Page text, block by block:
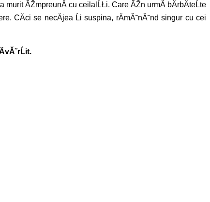
ĂŽmpreunÄ cu ceilalĹŁi. Care ĂŽn urmÄ bÄrbÄteĹte
CÄci se necÄjea Ĺi suspina, rÄmĂ˘nĂ˘nd singur cu cei